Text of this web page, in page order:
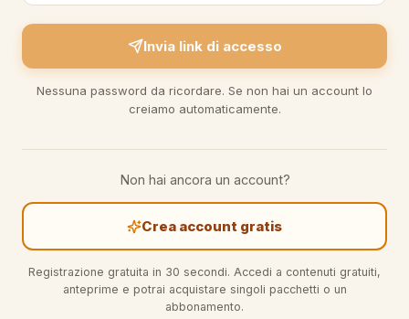
Invia link di accesso
Nessuna password da ricordare. Se non hai un account lo
creiamo automaticamente.
Non hai ancora un account?
Crea account gratis
Registrazione gratuita in 30 secondi. Accedi a contenuti gratuiti,
anteprime e potrai acquistare singoli pacchetti o un
abbonamento.